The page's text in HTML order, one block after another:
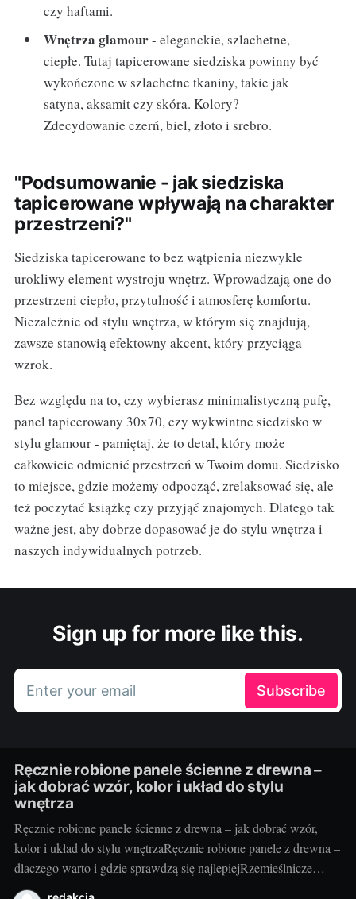
czy haftami.
Wnętrza glamour- eleganckie, szlachetne,
ciepłe. Tutaj tapicerowane siedziska powinny być
wykończone w szlachetne tkaniny, takie jak
satyna, aksamit czy skóra. Kolory?
Zdecydowanie czerń, biel, złoto i srebro.
"Podsumowanie - jak siedziska
tapicerowane wpływają na charakter
przestrzeni?"
Siedziska tapicerowane to bez wątpienia niezwykle
urokliwy element wystroju wnętrz. Wprowadzają one do
przestrzeni ciepło, przytulność i atmosferę komfortu.
Niezależnie od stylu wnętrza, w którym się znajdują,
zawsze stanowią efektowny akcent, który przyciąga
wzrok.
Bez względu na to, czy wybierasz minimalistyczną pufę,
panel tapicerowany 30x70, czy wykwintne siedzisko w
stylu glamour - pamiętaj, że to detal, który może
całkowicie odmienić przestrzeń w Twoim domu. Siedzisko
to miejsce, gdzie możemy odpocząć, zrelaksować się, ale
też poczytać książkę czy przyjąć znajomych. Dlatego tak
ważne jest, aby dobrze dopasować je do stylu wnętrza i
naszych indywidualnych potrzeb.
Sign up for more like this.
Enter your email Subscribe
Ręcznie robione panele ścienne z drewna –
jak dobrać wzór, kolor i układ do stylu
wnętrza
Ręcznie robione panele ścienne z drewna – jak dobrać wzór,
kolor i układ do stylu wnętrzaRęcznie robione panele z drewna –
dlaczego warto i gdzie sprawdzą się najlepiejRzemieślnicze
panele ścienne to coś więcej niż okładzina – to faktura, ciepło i